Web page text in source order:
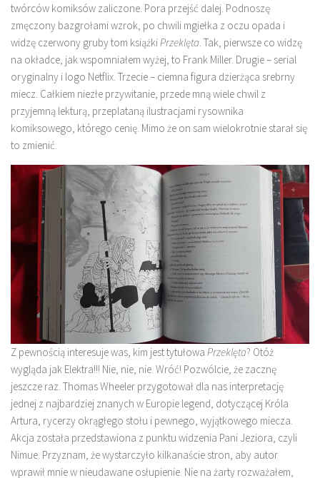
twórców komiksów zaliczone. Pora przejść dalej. Podnoszę
zmęczony bazgrołami wzrok, po chwili mgiełka z oczu opada i
widzę czerwony gruby tom książkiPrzeklęta . Tak, pierwsze co widzę
na okładce, jak wspomniałem wyżej, to Frank Miller. Drugie – serial
oryginalny i logo Netflix. Trzecie – ciemna figura dzierżąca srebrny
miecz. Całkiem niezłe przywitanie, przede mną wiele chwil z
przyjemną lekturą, przeplataną ilustracjami rysownika
komiksowego, którego cenię. Mimo że on sam wielokrotnie starał się
to zmienić.
Z pewnością interesuje was, kim jest tytułowa Przeklęta? Otóż
wygląda jak Elektra!!! Nie, nie, nie. Wróć! Pozwólcie, że zacznę
jeszcze raz. Thomas Wheeler przygotował dla nas interpretację
jednej z najbardziej znanych w Europie legend, dotyczącej Króla
Artura, rycerzy okrągłego stołu i pewnego, wyjątkowego miecza.
Akcja została przedstawiona z punktu widzenia Pani Jeziora, czyli
Nimue. Przyznam, że wystarczyło kilkanaście stron, aby autor
wprawił mnie w nieudawane osłupienie. Nie na żarty rozważałem,